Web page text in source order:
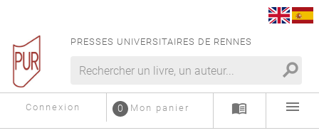
PRESSES UNIVERSITAIRES DE RENNES
search
Connexion Mon panier
0 menu_book menu